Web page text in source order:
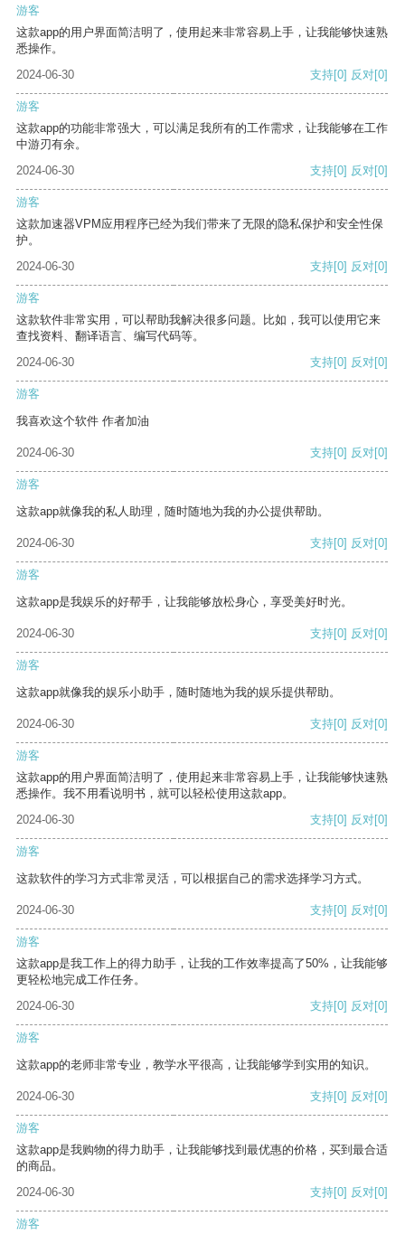
游客
这款app的用户界面简洁明了，使用起来非常容易上手，让我能够快速熟
悉操作。
2024-06-30
支持[0] 反对[0]
游客
这款app的功能非常强大，可以满足我所有的工作需求，让我能够在工作
中游刃有余。
2024-06-30
支持[0] 反对[0]
游客
这款加速器VPM应用程序已经为我们带来了无限的隐私保护和安全性保
护。
2024-06-30
支持[0] 反对[0]
游客
这款软件非常实用，可以帮助我解决很多问题。比如，我可以使用它来
查找资料、翻译语言、编写代码等。
2024-06-30
支持[0] 反对[0]
游客
我喜欢这个软件 作者加油
2024-06-30 支持[0] 反对[0]
游客
这款app就像我的私人助理，随时随地为我的办公提供帮助。
2024-06-30 支持[0] 反对[0]
游客
这款app是我娱乐的好帮手，让我能够放松身心，享受美好时光。
2024-06-30 支持[0] 反对[0]
游客
这款app就像我的娱乐小助手，随时随地为我的娱乐提供帮助。
2024-06-30 支持[0] 反对[0]
游客
这款app的用户界面简洁明了，使用起来非常容易上手，让我能够快速熟
悉操作。我不用看说明书，就可以轻松使用这款app。
2024-06-30
支持[0] 反对[0]
游客
这款软件的学习方式非常灵活，可以根据自己的需求选择学习方式。
2024-06-30 支持[0] 反对[0]
游客
这款app是我工作上的得力助手，让我的工作效率提高了50%，让我能够
更轻松地完成工作任务。
2024-06-30
支持[0] 反对[0]
游客
这款app的老师非常专业，教学水平很高，让我能够学到实用的知识。
2024-06-30 支持[0] 反对[0]
游客
这款app是我购物的得力助手，让我能够找到最优惠的价格，买到最合适
的商品。
2024-06-30
支持[0] 反对[0]
游客